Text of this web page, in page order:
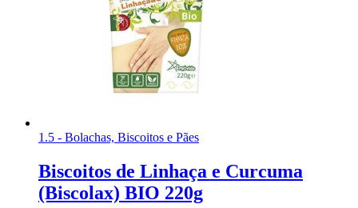
1.5 - Bolachas, Biscoitos e Pães
Biscoitos de Linhaça e Curcuma
(Biscolax) BIO 220g